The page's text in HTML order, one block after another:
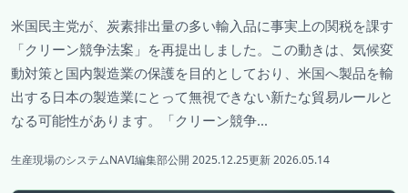
米国民主党が、炭素排出量の多い輸入品に事実上の関税を課す
「クリーン競争法案」を再提出しました。この動きは、気候変
動対策と国内製造業の保護を目的としており、米国へ製品を輸
出する日本の製造業にとって無視できない新たな貿易ルールと
なる可能性があります。「クリーン競争...
生産現場のシステムNAVI編集部公開 2025.12.25更新 2026.05.14